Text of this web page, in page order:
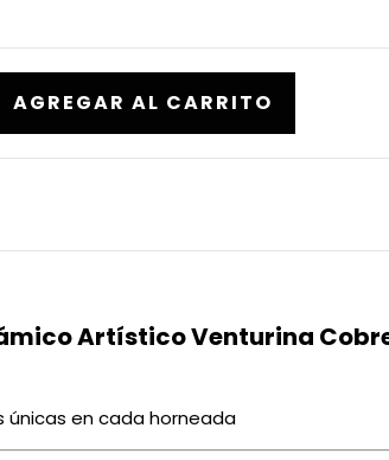
Artístico Venturina
únicas en cada horneada